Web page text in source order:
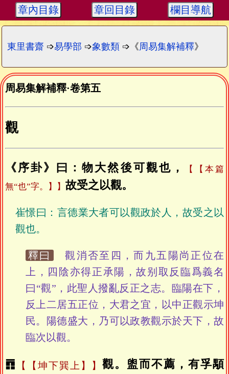
章內目錄 章回目錄 欄目導航
東里書齋 ➩易學部 ➩象數類 ➩《周易集解補釋》
周易集解補釋·卷第五
觀
《序卦》曰：物大然後可觀也，
【本篇
無“也”字。】
故受之以觀。
崔憬曰：言德業大者可以觀政於人，故受之以
觀也。
釋曰
觀消否至四，而九五陽尚正位在
上，四陰亦得正承陽，故别取反臨爲義名
曰“觀”，此聖人撥亂反正之志。臨陽在下，
反上二居五正位，大君之宜，以中正觀示坤
民。陽德盛大，乃可以政教觀示於天下，故
臨次以觀。
䷓ 【坤下巽上】
觀。盥而不薦，有孚顒